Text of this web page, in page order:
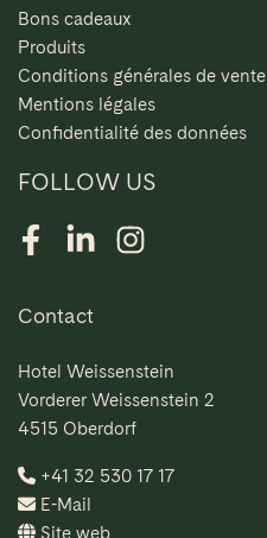
Bons cadeaux
Produits
Conditions générales de vente
Mentions légales
Confidentialité des données
FOLLOW US
FacebookLinkedInInstagram
Contact
Hotel Weissenstein
Vorderer Weissenstein 2
4515 Oberdorf
+41 32 530 17 17
E-Mail